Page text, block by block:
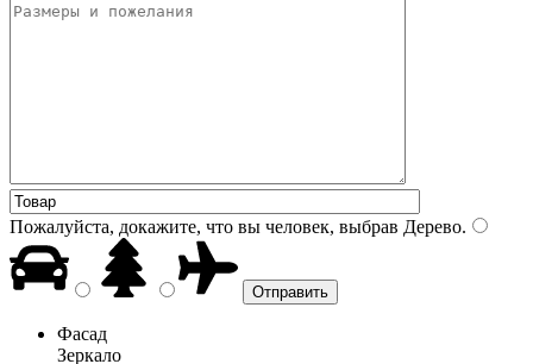
Пожалуйста, докажите, что вы человек, выбрав Дерево.
Фасад
Зеркало